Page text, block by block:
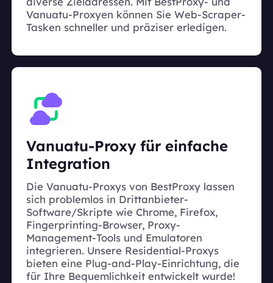
Vanuatu-Proxyen können Sie Web-Scraper-
Tasken schneller und präziser erledigen.
Vanuatu-Proxy für einfache
Integration
Die Vanuatu-Proxys von BestProxy lassen
sich problemlos in Drittanbieter-
Software/Skripte wie Chrome, Firefox,
Fingerprinting-Browser, Proxy-
Management-Tools und Emulatoren
integrieren. Unsere Residential-Proxys
bieten eine Plug-and-Play-Einrichtung, die
für Ihre Bequemlichkeit entwickelt wurde!